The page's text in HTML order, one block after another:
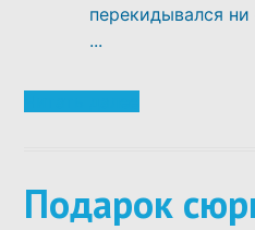
перекидывался
...
Подарок